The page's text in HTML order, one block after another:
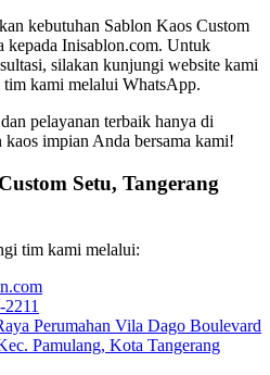
kebutuhan Sablon Kaos Custom
kepada Inisablon.com. Untuk
silakan kunjungi website kami
tim kami melalui WhatsApp.
pelayanan terbaik hanya di
impian Anda bersama kami!
Setu, Tangerang
tim kami melalui:
Perumahan Vila Dago Boulevard
Pamulang, Kota Tangerang